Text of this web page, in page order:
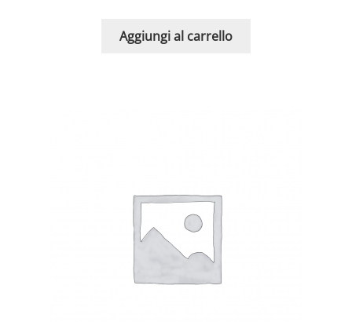
Aggiungi al carrello